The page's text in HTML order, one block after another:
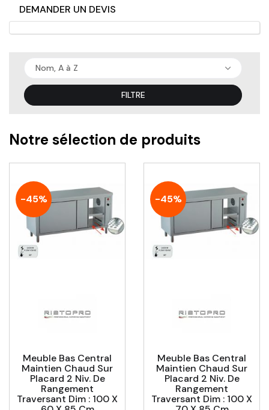
DEMANDER UN DEVIS
Nom, A à Z
FILTRE
Notre sélection de produits
-45%
Meuble Bas Central
Maintien Chaud Sur
Placard 2 Niv. De
Rangement
Traversant Dim : 100 X
-45%
Meuble Bas Central
Maintien Chaud Sur
Placard 2 Niv. De
Rangement
Traversant Dim : 100 X